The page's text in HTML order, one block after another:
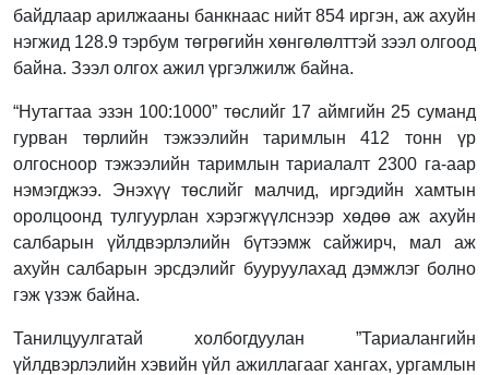
байдлаар арилжааны банкнаас нийт 854 иргэн, аж ахуйн
нэгжид 128.9 тэрбум төгрөгийн хөнгөлөлттэй зээл олгоод
байна. Зээл олгох ажил үргэлжилж байна.
“Нутагтаа эзэн 100:1000” төслийг 17 аймгийн 25 суманд
гурван төрлийн тэжээлийн таримлын 412 тонн үр
олгосноор тэжээлийн таримлын тариалалт 2300 га-аар
нэмэгджээ. Энэхүү төслийг малчид, иргэдийн хамтын
оролцоонд тулгуурлан хэрэгжүүлснээр хөдөө аж ахуйн
салбарын үйлдвэрлэлийн бүтээмж сайжирч, мал аж
ахуйн салбарын эрсдэлийг бууруулахад дэмжлэг болно
гэж үзэж байна.
Танилцуулгатай холбогдуулан ”Тариалангийн
үйлдвэрлэлийн хэвийн үйл ажиллагааг хангах, ургамлын